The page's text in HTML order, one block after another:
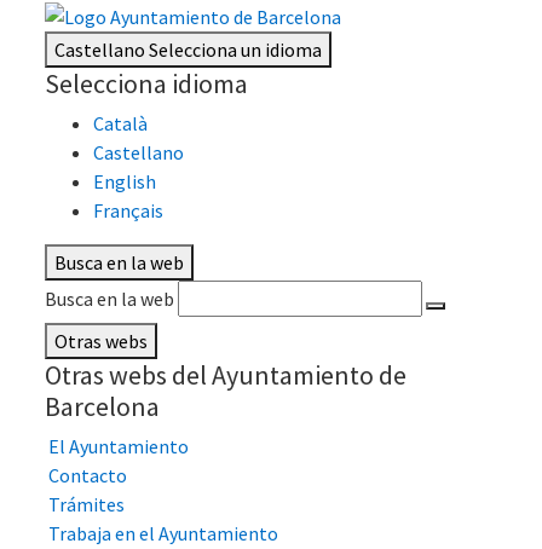
CastellanoSelecciona un idioma
Selecciona idioma
Català
Castellano
English
Français
Busca en la web
Busca en la web
Otras webs
Otras webs del Ayuntamiento de
Barcelona
El Ayuntamiento
Contacto
Trámites
Trabaja en el Ayuntamiento